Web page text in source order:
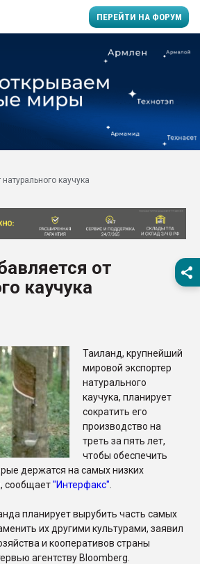
ПЕРЕЙТИ НА ФОРУМ
Вакуум-формовочные
28.07.2026
Всё, что касается
бутылок
Материал поверхности
вакуумного
ПЕРЕЙТИ НА
каучука
от
каучука
Таиланд, крупнейший
мировой экспортер
натурального
каучука, планирует
сократить его
производство на
треть за пять лет,
чтобы обеспечить
держатся на самых низких
сообщает"Интерфакс"
планирует вырубить часть самых
их другими культурами, заявил
и кооперативов страны
агентству Bloomberg.